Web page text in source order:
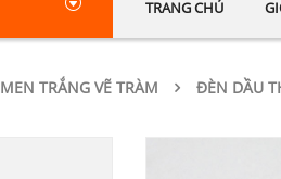
TRANG CHỦ
MEN TRẮNG VẼ TRÀM ĐÈN DẦU